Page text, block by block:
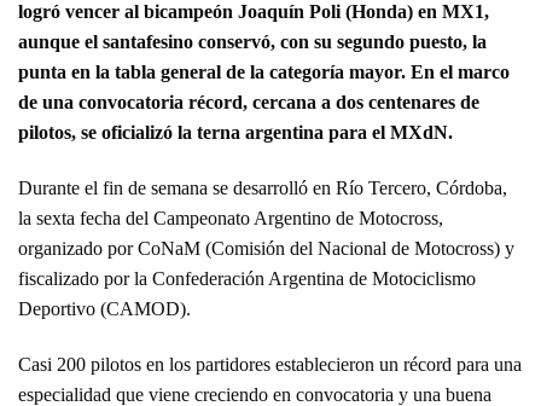
logró vencer al bicampeón Joaquín Poli (Honda) en MX1,
aunque el santafesino conservó, con su segundo puesto, la
punta en la tabla general de la categoría mayor. En el marco
de una convocatoria récord, cercana a dos centenares de
pilotos, se oficializó la terna argentina para el MXdN.
Durante el fin de semana se desarrolló en Río Tercero, Córdoba,
la sexta fecha del Campeonato Argentino de Motocross,
organizado por CoNaM (Comisión del Nacional de Motocross) y
fiscalizado por la Confederación Argentina de Motociclismo
Deportivo (CAMOD).
Casi 200 pilotos en los partidores establecieron un récord para una
especialidad que viene creciendo en convocatoria y una buena